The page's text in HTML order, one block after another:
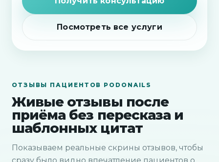
Посмотреть все услуги
ОТЗЫВЫ ПАЦИЕНТОВ PODONAILS
Живые отзывы после
приёма без пересказа и
шаблонных цитат
Показываем реальные скрины отзывов, чтобы